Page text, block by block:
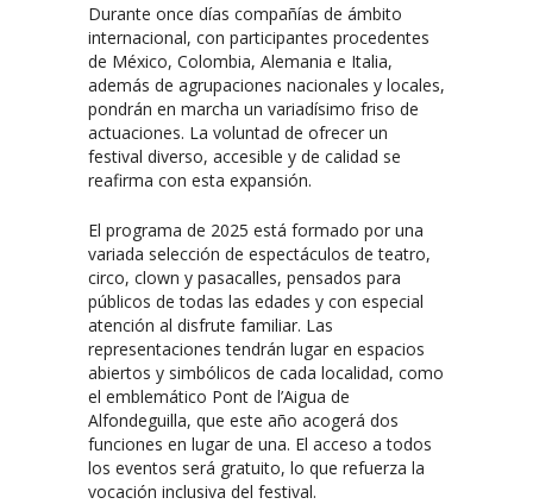
Durante once días compañías de ámbito
internacional, con participantes procedentes
de México, Colombia, Alemania e Italia,
además de agrupaciones nacionales y locales,
pondrán en marcha un variadísimo friso de
actuaciones. La voluntad de ofrecer un
festival diverso, accesible y de calidad se
reafirma con esta expansión.
El programa de 2025 está formado por una
variada selección de espectáculos de teatro,
circo, clown y pasacalles, pensados para
públicos de todas las edades y con especial
atención al disfrute familiar. Las
representaciones tendrán lugar en espacios
abiertos y simbólicos de cada localidad, como
el emblemático Pont de l’Aigua de
Alfondeguilla, que este año acogerá dos
funciones en lugar de una. El acceso a todos
los eventos será gratuito, lo que refuerza la
vocación inclusiva del festival.